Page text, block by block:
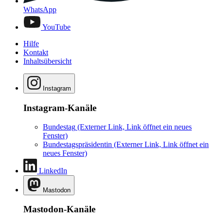
WhatsApp
YouTube
Hilfe
Kontakt
Inhaltsübersicht
Instagram
Instagram-Kanäle
Bundestag (Externer Link, Link öffnet ein neues
Fenster)
Bundestagspräsidentin (Externer Link, Link öffnet ein
neues Fenster)
LinkedIn
Mastodon
Mastodon-Kanäle